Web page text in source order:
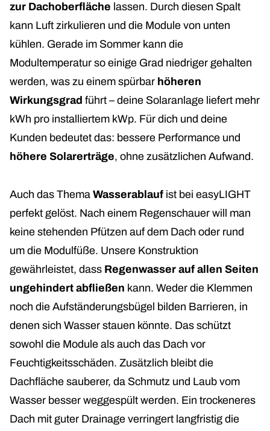
zur Dachoberfläche lassen. Durch diesen Spalt
kann Luft zirkulieren und die Module von unten
kühlen. Gerade im Sommer kann die
Modultemperatur so einige Grad niedriger gehalten
werden, was zu einem spürbar höheren
Wirkungsgrad führt – deine Solaranlage liefert mehr
kWh pro installiertem kWp. Für dich und deine
Kunden bedeutet das: bessere Performance und
höhere Solarerträge, ohne zusätzlichen Aufwand.
Auch das Thema Wasserablauf ist bei easyLIGHT
perfekt gelöst. Nach einem Regenschauer will man
keine stehenden Pfützen auf dem Dach oder rund
um die Modulfüße. Unsere Konstruktion
gewährleistet, dass Regenwasser auf allen Seiten
ungehindert abfließen kann. Weder die Klemmen
noch die Aufständerungsbügel bilden Barrieren, in
denen sich Wasser stauen könnte. Das schützt
sowohl die Module als auch das Dach vor
Feuchtigkeitsschäden. Zusätzlich bleibt die
Dachfläche sauberer, da Schmutz und Laub vom
Wasser besser weggespült werden. Ein trockeneres
Dach mit guter Drainage verringert langfristig die